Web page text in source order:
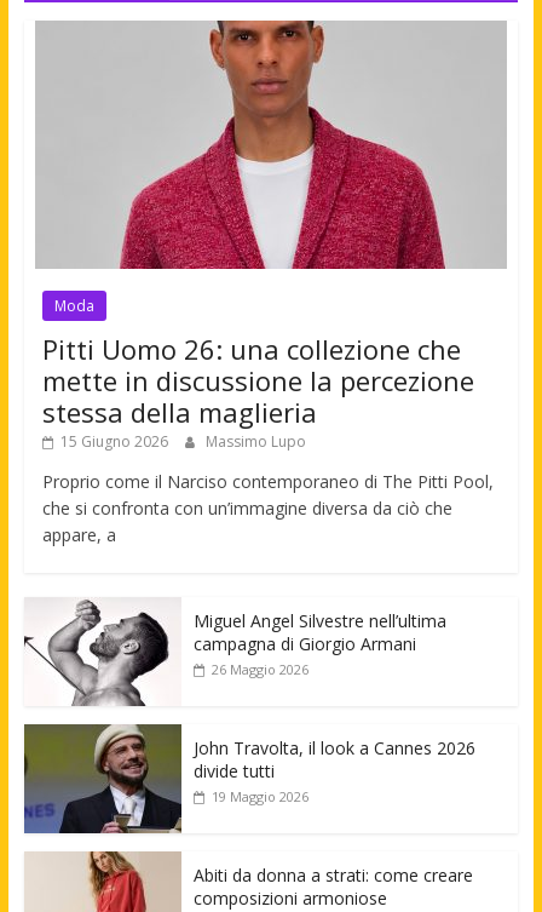
Moda
Pitti Uomo 26: una collezione che
mette in discussione la percezione
stessa della maglieria
15 Giugno 2026 Massimo Lupo
Proprio come il Narciso contemporaneo di The Pitti Pool,
che si confronta con un’immagine diversa da ciò che
appare, a
Miguel Angel Silvestre nell’ultima
campagna di Giorgio Armani
26 Maggio 2026
John Travolta, il look a Cannes 2026
divide tutti
19 Maggio 2026
Abiti da donna a strati: come creare
composizioni armoniose